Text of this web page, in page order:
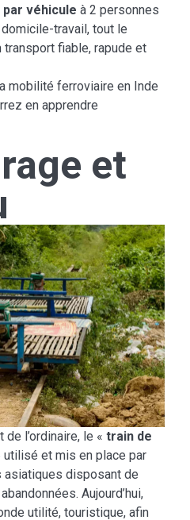
par véhicule à 2 personnes
travail, tout le
transport fiable, rapude et
mobilité ferroviaire en Inde
en apprendre
et
de l’ordinaire, le «train de
utilisé et mis en place par
asiatiques disposant de
Aujourd’hui,
utilité, touristique, afin